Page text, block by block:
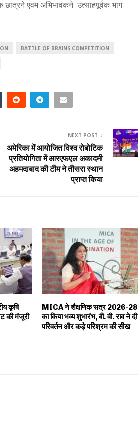
एवम अभिभावकने उत्साहपूर्वक भाग
BATTLE OF BRAINS COMPETITION
NEXT POST
अमेरिका में आयोजित विश्व रोबोटिक
प्रतियोगिता में आरएफएल अकादमी
अहमदाबाद की टीम ने तीसरा स्थान
प्राप्त किया
कृषि
की मंजूरी
MICA ने शैक्षणिक सत्र 2026-28
का किया भव्य शुभारंभ, बी. वी. राव ने दी
परिवर्तन और कड़े परिश्रम की सीख